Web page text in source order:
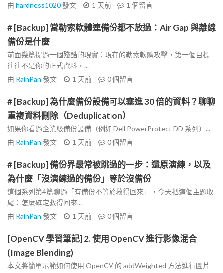
由 hardness1020發文 1 天前 1 個留言
# [Backup] 當勒索軟體連備份都不放過：Air Gap 與離線
備份是什麼
前面幾篇提過一個殘酷的現實：現在的勒索軟體攻擊，第一個目標
往往不是你的正式資料，...
由 RainPan 發文 1 天前 0個留言
# [Backup] 為什麼備份設備可以塞進 30 倍的資料？聊聊
重複資料刪除（Deduplication）
如果你看過企業級備份設備（例如 Dell PowerProtect DD 系列）...
由 RainPan 發文 1 天前 0個留言
# [Backup] 備份界最常被跳過的一步：還原演練，以及
為什麼「沒演練過的備份」等於沒備份
這個系列第4篇聊過「有備份不等於救得回來」，今天把這個主題收
尾：怎麼確定救得回來...
由 RainPan 發文 1 天前 0個留言
[OpenCV 學習筆記] 2. 使用 OpenCV 進行影像混合
(Image Blending)
本文將簡單示範如何使用 OpenCV 的 addWeighted 方法進行圖片